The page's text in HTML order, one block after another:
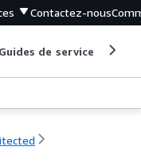
Contactez-nous
Guides de service